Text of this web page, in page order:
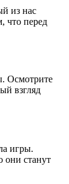
из нас
что перед
Осмотрите
взгляд
игры.
они станут